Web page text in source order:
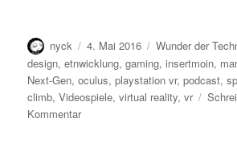
Autor
nyck
Veröffentlicht
am
4. Mai 2016 Kategorien
Wunder der
design,etnwicklung,gaming,insertmoin,
Next-Gen,oculus,playstation vr,podcast,
climb,Videospiele,virtual reality,vr
Kommentarzu